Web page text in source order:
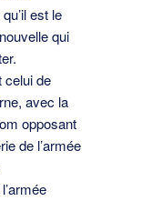
est le
qui
celui de
avec la
opposant
de l’armée